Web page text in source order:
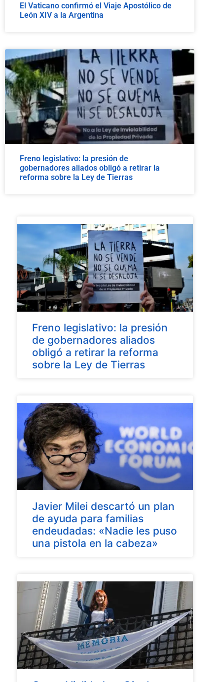
El Vaticano confirmó el Viaje Apostólico de
León XIV a la Argentina
Freno legislativo: la presión de
gobernadores aliados obligó a retirar la
reforma sobre la Ley de Tierras
Freno legislativo: la presión
de gobernadores aliados
obligó a retirar la reforma
sobre la Ley de Tierras
Javier Milei descartó un plan
de ayuda para familias
endeudadas: «Nadie les puso
una pistola en la cabeza»